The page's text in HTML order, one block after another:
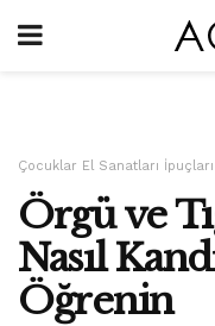
Çocuklar El Sanatları İpuçları
Örgü ve
Nasıl
Öğrenin